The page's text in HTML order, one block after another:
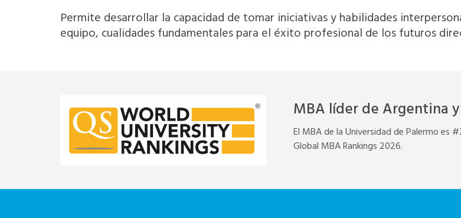
Permite desarrollar la capacidad de tomar iniciativas y habilidades
equipo, cualidades fundamentales para el éxito profesional de los futuros
MBA líder de Argentina
El MBA de la Universidad de Palermo es
Global MBA Rankings 2026.